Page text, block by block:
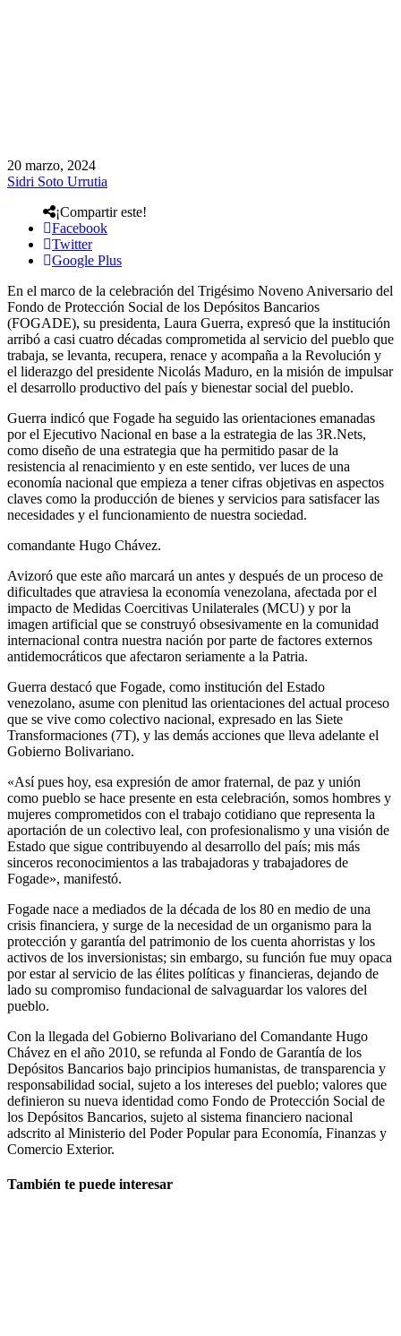
20 marzo, 2024
Sidri Soto Urrutia
¡Compartir este!
Facebook
Twitter
Google Plus
En el marco de la celebración del Trigésimo Noveno Aniversario del
Fondo de Protección Social de los Depósitos Bancarios
(FOGADE), su presidenta, Laura Guerra, expresó que la institución
arribó a casi cuatro décadas comprometida al servicio del pueblo que
trabaja, se levanta, recupera, renace y acompaña a la Revolución y
el liderazgo del presidente Nicolás Maduro, en la misión de impulsar
el desarrollo productivo del país y bienestar social del pueblo.
Guerra indicó que Fogade ha seguido las orientaciones emanadas
por el Ejecutivo Nacional en base a la estrategia de las 3R.Nets,
como diseño de una estrategia que ha permitido pasar de la
resistencia al renacimiento y en este sentido, ver luces de una
economía nacional que empieza a tener cifras objetivas en aspectos
claves como la producción de bienes y servicios para satisfacer las
necesidades y el funcionamiento de nuestra sociedad.
comandante Hugo Chávez.
Avizoró que este año marcará un antes y después de un proceso de
dificultades que atraviesa la economía venezolana, afectada por el
impacto de Medidas Coercitivas Unilaterales (MCU) y por la
imagen artificial que se construyó obsesivamente en la comunidad
internacional contra nuestra nación por parte de factores externos
antidemocráticos que afectaron seriamente a la Patria.
Guerra destacó que Fogade, como institución del Estado
venezolano, asume con plenitud las orientaciones del actual proceso
que se vive como colectivo nacional, expresado en las Siete
Transformaciones (7T), y las demás acciones que lleva adelante el
Gobierno Bolivariano.
«Así pues hoy, esa expresión de amor fraternal, de paz y unión
como pueblo se hace presente en esta celebración, somos hombres y
mujeres comprometidos con el trabajo cotidiano que representa la
aportación de un colectivo leal, con profesionalismo y una visión de
Estado que sigue contribuyendo al desarrollo del país; mis más
sinceros reconocimientos a las trabajadoras y trabajadores de
Fogade», manifestó.
Fogade nace a mediados de la década de los 80 en medio de una
crisis financiera, y surge de la necesidad de un organismo para la
protección y garantía del patrimonio de los cuenta ahorristas y los
activos de los inversionistas; sin embargo, su función fue muy opaca
por estar al servicio de las élites políticas y financieras, dejando de
lado su compromiso fundacional de salvaguardar los valores del
pueblo.
Con la llegada del Gobierno Bolivariano del Comandante Hugo
Chávez en el año 2010, se refunda al Fondo de Garantía de los
Depósitos Bancarios bajo principios humanistas, de transparencia y
responsabilidad social, sujeto a los intereses del pueblo; valores que
definieron su nueva identidad como Fondo de Protección Social de
los Depósitos Bancarios, sujeto al sistema financiero nacional
adscrito al Ministerio del Poder Popular para Economía, Finanzas y
Comercio Exterior.
También te puede interesar